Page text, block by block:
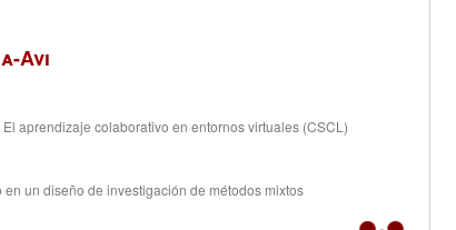
Avi
aprendizaje colaborativo en entornos virtuales (CSCL)
un diseño de investigación de métodos mixtos